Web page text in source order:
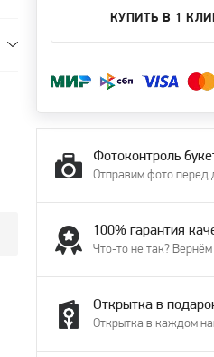
КУПИТЬ В 1
Фотоконтроль
Отправим фото перед
100% гарантия
Что-то не так? Вернём
Открытка в
Открытка в каждом